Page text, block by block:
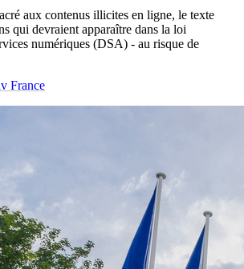
aux contenus illicites en ligne, le texte
qui devraient apparaître dans la loi
numériques (DSA) - au risque de
France